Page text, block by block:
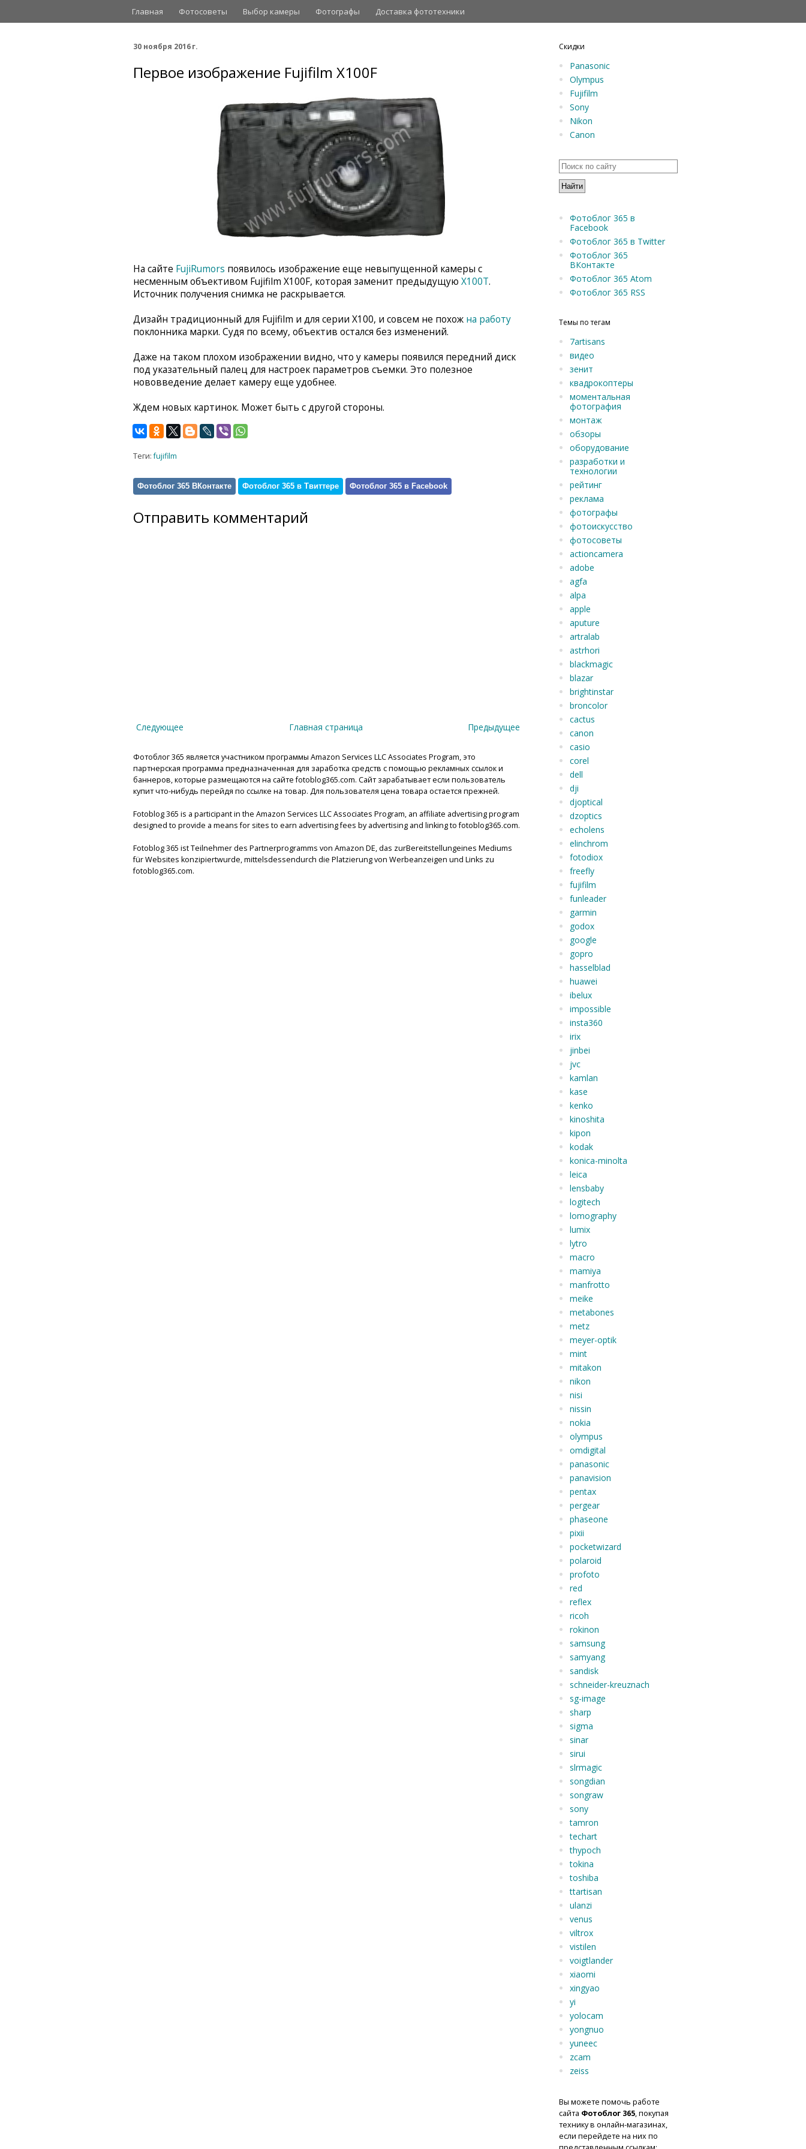
Главная Фотосоветы Выбор камеры Фотографы Доставка фототехники
30 ноября 2016 г.
Первое изображение Fujifilm X100F
На сайте FujiRumors появилось изображение еще невыпущенной камеры с
несменным объективом Fujifilm X100F, которая заменит предыдущую X100T.
Источник получения снимка не раскрывается.
Дизайн традиционный для Fujifilm и для серии X100, и совсем не похож на работу
поклонника марки. Судя по всему, объектив остался без изменений.
Даже на таком плохом изображении видно, что у камеры появился передний диск
под указательный палец для настроек параметров съемки. Это полезное
нововведение делает камеру еще удобнее.
Ждем новых картинок. Может быть с другой стороны.
Теги:fujifilm
Фотоблог 365 ВКонтакте Фотоблог 365 в Твиттере Фотоблог 365 в Facebook
Отправить комментарий
Следующее Предыдущее
Главная страница
Фотоблог 365 является участником программы Amazon Services LLC Associates Program, это
партнерская программа предназначенная для заработка средств с помощью рекламных ссылок и
баннеров, которые размещаются на сайте fotoblog365.com. Сайт зарабатывает если пользователь
купит что-нибудь перейдя по ссылке на товар. Для пользователя цена товара остается прежней.
Fotoblog 365 is a participant in the Amazon Services LLC Associates Program, an affiliate advertising program
designed to provide a means for sites to earn advertising fees by advertising and linking to fotoblog365.com.
Fotoblog 365 ist Teilnehmer des Partnerprogramms von Amazon DE, das zurBereitstellungeines Mediums
für Websites konzipiertwurde, mittelsdessendurch die Platzierung von Werbeanzeigen und Links zu
fotoblog365.com.
Скидки
Panasonic
Olympus
Fujifilm
Sony
Nikon
Canon
Фотоблог 365 в
Facebook
Фотоблог 365 в Twitter
Фотоблог 365
ВКонтакте
Фотоблог 365 Atom
Фотоблог 365 RSS
Темы по тегам
7artisans
видео
зенит
квадрокоптеры
моментальная
фотография
монтаж
обзоры
оборудование
разработки и
технологии
рейтинг
реклама
фотографы
фотоискусство
фотосоветы
actioncamera
adobe
agfa
alpa
apple
aputure
artralab
astrhori
blackmagic
blazar
brightinstar
broncolor
cactus
canon
casio
corel
dell
dji
djoptical
dzoptics
echolens
elinchrom
fotodiox
freefly
fujifilm
funleader
garmin
godox
google
gopro
hasselblad
huawei
ibelux
impossible
insta360
irix
jinbei
jvc
kamlan
kase
kenko
kinoshita
kipon
kodak
konica-minolta
leica
lensbaby
logitech
lomography
lumix
lytro
macro
mamiya
manfrotto
meike
metabones
metz
meyer-optik
mint
mitakon
nikon
nisi
nissin
nokia
olympus
omdigital
panasonic
panavision
pentax
pergear
phaseone
pixii
pocketwizard
polaroid
profoto
red
reflex
ricoh
rokinon
samsung
samyang
sandisk
schneider-kreuznach
sg-image
sharp
sigma
sinar
sirui
slrmagic
songdian
songraw
sony
tamron
techart
thypoch
tokina
toshiba
ttartisan
ulanzi
venus
viltrox
vistilen
voigtlander
xiaomi
xingyao
yi
yolocam
yongnuo
yuneec
zcam
zeiss
Вы можете помочь работе
сайта Фотоблог 365, покупая
технику в онлайн-магазинах,
если перейдете на них по